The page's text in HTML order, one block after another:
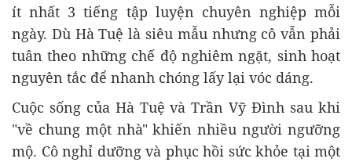
ít nhất 3 tiếng tập luyện chuyên nghiệp mỗi
ngày. Dù Hà Tuệ là siêu mẫu nhưng cô vẫn phải
tuân theo những chế độ nghiêm ngặt, sinh hoạt
nguyên tắc để nhanh chóng lấy lại vóc dáng.
Cuộc sống của Hà Tuệ và Trần Vỹ Đình sau khi
"về chung một nhà" khiến nhiều người ngưỡng
mộ. Cô nghỉ dưỡng và phục hồi sức khỏe tại một